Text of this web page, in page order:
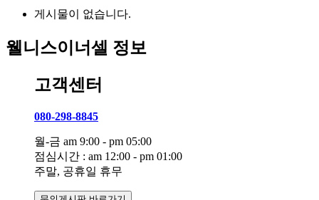
게시물이 없습니다.
웰니스이너셀 정보
고객센터
080-298-8845
월-금 am 9:00 - pm 05:00
점심시간 : am 12:00 - pm 01:00
주말, 공휴일 휴무